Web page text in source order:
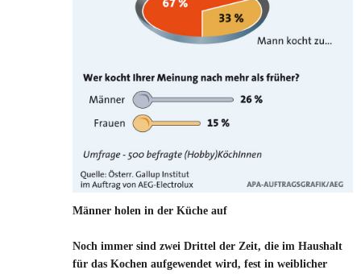
Männer holen in der Küche auf
Noch immer sind zwei Drittel der Zeit, die im Haushalt
für das Kochen aufgewendet wird, fest in weiblicher